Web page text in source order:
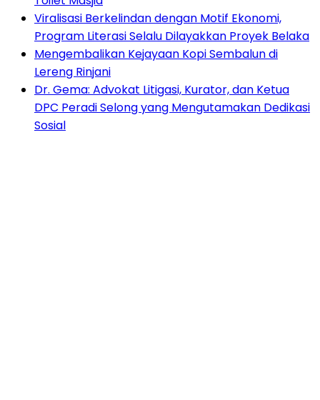
Viralisasi Berkelindan dengan Motif Ekonomi,
Program Literasi Selalu Dilayakkan Proyek Belaka
Mengembalikan Kejayaan Kopi Sembalun di
Lereng Rinjani
Dr. Gema: Advokat Litigasi, Kurator, dan Ketua
DPC Peradi Selong yang Mengutamakan Dedikasi
Sosial